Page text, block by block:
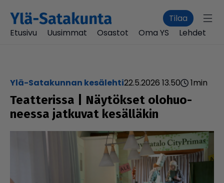
Tilaa
Etusivu
Uusimmat Osastot Oma YS Lehdet
Ylä-Satakunnan kesälehti22.5.2026 13.50 1min
Teat­te­rissa | Näytökset olo­huo­
neessa jatkuvat kesäl­lä­kin